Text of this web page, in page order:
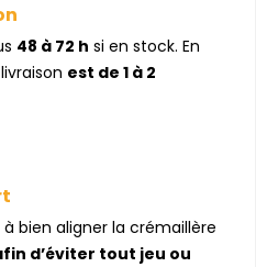
48 à 72 h si en stock. En
est de 1 à 2
à bien aligner la crémaillère
d’éviter tout jeu ou